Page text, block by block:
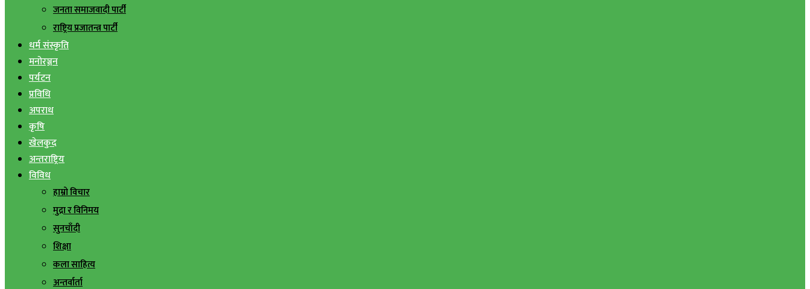
जनता समाजवादी पार्टी
राष्ट्रिय प्रजातन्त्र पार्टी
धर्म संस्कृति
मनोरञ्जन
पर्यटन
प्रविधि
अपराध
कृषि
खेलकुद
अन्तराष्ट्रिय
विविध
हाम्रो विचार
मुद्रा र विनिमय
सुनचाँदी
शिक्षा
कला साहित्य
अन्तर्वार्ता